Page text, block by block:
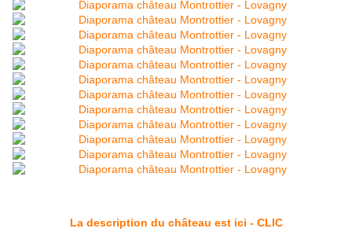
La description du château est ici - CLIC